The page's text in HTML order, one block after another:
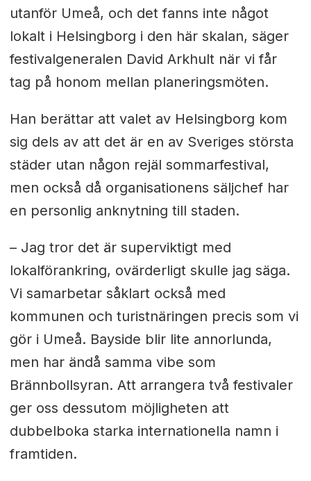
utanför Umeå, och det fanns inte något
lokalt i Helsingborg i den här skalan, säger
festivalgeneralen David Arkhult när vi får
tag på honom mellan planeringsmöten.
Han berättar att valet av Helsingborg kom
sig dels av att det är en av Sveriges största
städer utan någon rejäl sommarfestival,
men också då organisationens säljchef har
en personlig anknytning till staden.
– Jag tror det är superviktigt med
lokalförankring, ovärderligt skulle jag säga.
Vi samarbetar såklart också med
kommunen och turistnäringen precis som vi
gör i Umeå. Bayside blir lite annorlunda,
men har ändå samma vibe som
Brännbollsyran. Att arrangera två festivaler
ger oss dessutom möjligheten att
dubbelboka starka internationella namn i
framtiden.